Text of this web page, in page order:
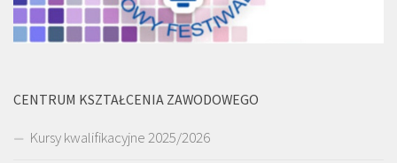
CENTRUM KSZTAŁCENIA ZAWODOWEGO
Kursy kwalifikacyjne 2025/2026